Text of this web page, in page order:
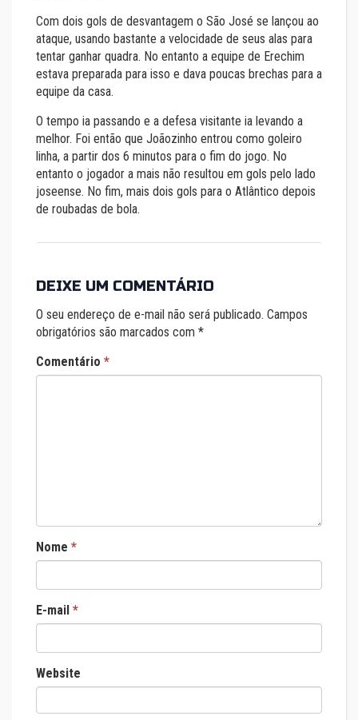
Com dois gols de desvantagem o São José se lançou ao
ataque, usando bastante a velocidade de seus alas para
tentar ganhar quadra. No entanto a equipe de Erechim
estava preparada para isso e dava poucas brechas para a
equipe da casa.
O tempo ia passando e a defesa visitante ia levando a
melhor. Foi então que Joãozinho entrou como goleiro
linha, a partir dos 6 minutos para o fim do jogo. No
entanto o jogador a mais não resultou em gols pelo lado
joseense. No fim, mais dois gols para o Atlântico depois
de roubadas de bola.
DEIXE UM COMENTÁRIO
O seu endereço de e-mail não será publicado. Campos
obrigatórios são marcados com *
Comentário *
Nome *
E-mail *
Website